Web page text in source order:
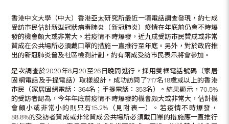
香港中文大學（中大）香港亞太研究所最近一項電話調查發現，約七成
受訪市民估計新型冠狀病毒肺炎（新冠肺炎）疫情在年底前仍會不時爆
發的機會頗大或非常大。若疫情不時爆發，近九成受訪市民贊成或非常
贊成在公共場所必須戴口罩的措施一直推行至年底。另外，對於政府推
出的新冠肺炎普及社區檢測計劃，約有兩成受訪市民表示將會參加。
是次調查於2020年8月20至26日晚間進行，採用雙框電話號碼（家居
固網電話及手提電話）取樣設計，成功訪問了717名18歲或以上的香港
市民（家居固網電話：364名；手提電話：353名）。結果顯示，70.5%
的受訪者認為，今年年底前疫情不時爆發的機會頗大或非常大，估計機
會頗小或非常小的則只有15.2%（見附表一）。若疫情不時爆發，
88.8%的受訪者贊成或非常贊成公共場所必須戴口罩的措施應一直推行